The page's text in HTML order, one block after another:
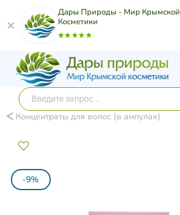
Дары Природы - Мир Крымской
Косметики
Концентраты для волос (в ампулах)
-9%